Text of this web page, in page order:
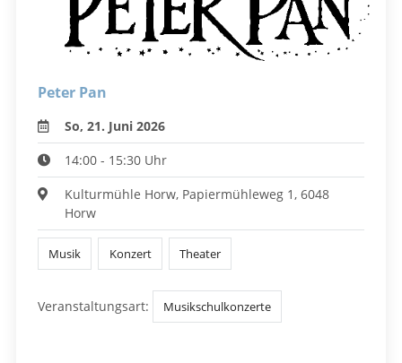
Peter Pan
So, 21. Juni 2026
14:00 - 15:30 Uhr
Kulturmühle Horw, Papiermühleweg 1, 6048
Horw
Musik Konzert Theater
Veranstaltungsart: Musikschulkonzerte